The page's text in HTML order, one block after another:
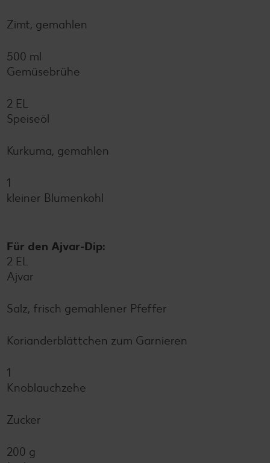
Zimt, gemahlen
500 ml
Gemüsebrühe
2 EL
Speiseöl
Kurkuma, gemahlen
1
kleiner Blumenkohl
Für den Ajvar-Dip:
2 EL
Ajvar
Salz, frisch gemahlener Pfeffer
Korianderblättchen zum Garnieren
1
Knoblauchzehe
Zucker
200 g